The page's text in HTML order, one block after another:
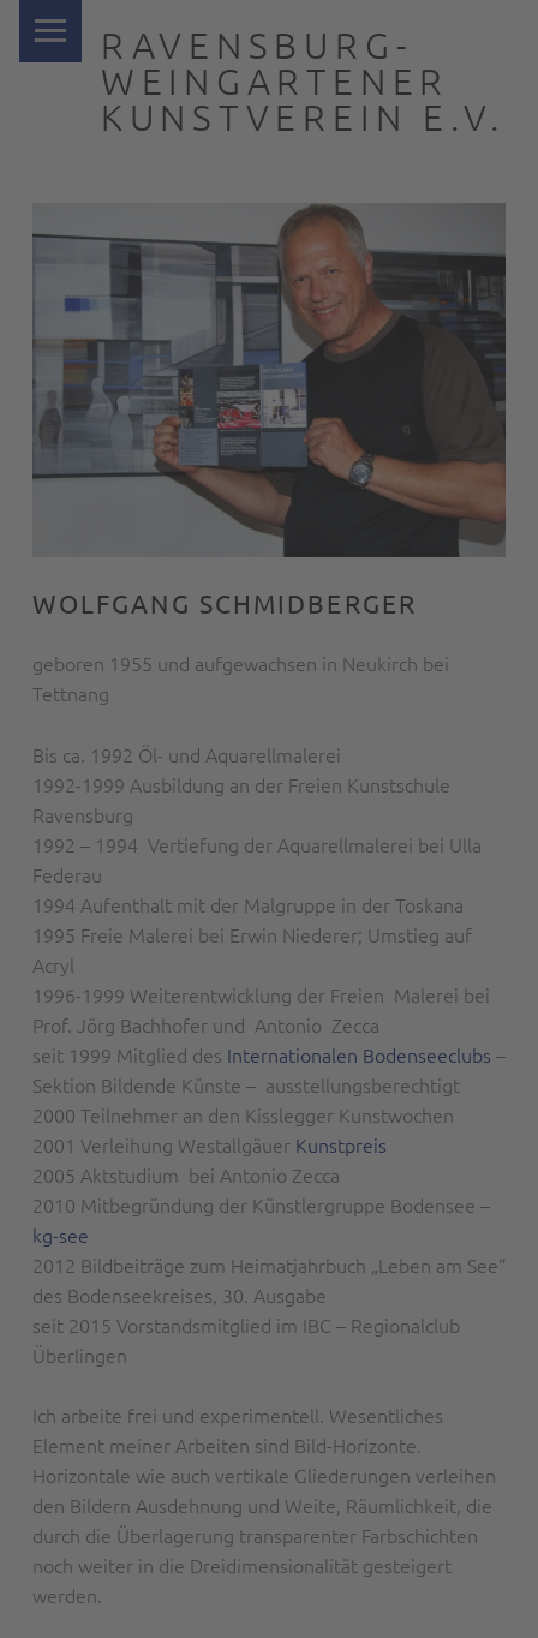
RAVENSBURG-
WEINGARTENER
KUNSTVEREIN E.V.
WOLFGANG SCHMIDBERGER
geboren 1955 und aufgewachsen in Neukirch bei
Tettnang
Bis ca. 1992 Öl- und Aquarellmalerei
1992-1999 Ausbildung an der Freien Kunstschule
Ravensburg
1992 – 1994 Vertiefung der Aquarellmalerei bei Ulla
Federau
1994 Aufenthalt mit der Malgruppe in der Toskana
1995 Freie Malerei bei Erwin Niederer; Umstieg auf
Acryl
1996-1999 Weiterentwicklung der Freien Malerei bei
Prof. Jörg Bachhofer und Antonio Zecca
seit 1999 Mitglied des Internationalen Bodenseeclubs –
Sektion Bildende Künste – ausstellungsberechtigt
2000 Teilnehmer an den Kisslegger Kunstwochen
2001 Verleihung Westallgäuer Kunstpreis
2005 Aktstudium bei Antonio Zecca
2010 Mitbegründung der Künstlergruppe Bodensee –
kg-see
2012 Bildbeiträge zum Heimatjahrbuch „Leben am See“
des Bodenseekreises, 30. Ausgabe
seit 2015 Vorstandsmitglied im IBC – Regionalclub
Überlingen
Ich arbeite frei und experimentell. Wesentliches
Element meiner Arbeiten sind Bild-Horizonte.
Horizontale wie auch vertikale Gliederungen verleihen
den Bildern Ausdehnung und Weite, Räumlichkeit, die
durch die Überlagerung transparenter Farbschichten
noch weiter in die Dreidimensionalität gesteigert
werden.